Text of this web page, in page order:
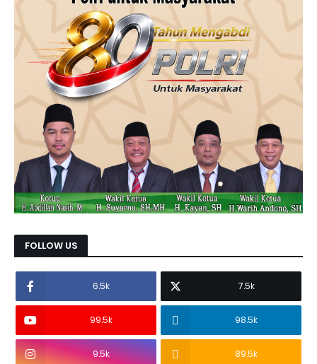
FOLLOW US
6.5k 7.5k
99.5k 98.5k
9.5k 89.5k